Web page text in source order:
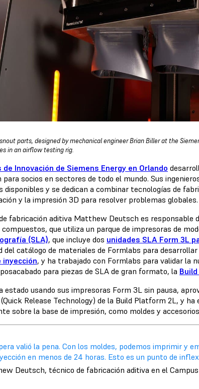
parts, designed by mechanical engineer Brian Biller at the
in an airflow testing rig.
de Innovación de Siemens Energy en Orlando
para socios en sectores de todo el mundo. Sus
disponibles y se dedican a combinar tecnologías de
y la impresión 3D para resolver problemas globales.
fabricación aditiva Matthew Deutsch es responsable
que utiliza un parque de impresoras de
(SLA), que incluye dos unidades SLA Form 3L
del catálogo de materiales de Formlabs para desarrollar
inyección, y ha trabajado con Formlabs para validar la
para piezas de SLA de gran formato, la
estado usando sus impresoras Form 3L sin pausa,
Release Technology) de la Build Platform 2L, y
sobre la base de impresión, como moldes y
valió la pena. Con los moldes, podemos imprimir y
en menos de 24 horas. Esto es un punto de
Deutsch, técnico de fabricación aditiva en el